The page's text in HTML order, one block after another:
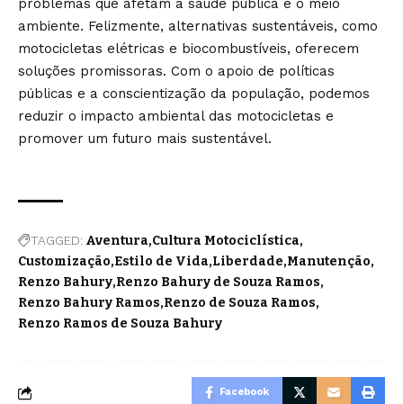
problemas que afetam a saúde pública e o meio
ambiente. Felizmente, alternativas sustentáveis, como
motocicletas elétricas e biocombustíveis, oferecem
soluções promissoras. Com o apoio de políticas
públicas e a conscientização da população, podemos
reduzir o impacto ambiental das motocicletas e
promover um futuro mais sustentável.
TAGGED: Aventura Cultura Motociclística
Customização Estilo de Vida Liberdade Manutenção
Renzo Bahury Renzo Bahury de Souza Ramos
Renzo Bahury Ramos Renzo de Souza Ramos
Renzo Ramos de Souza Bahury
Facebook